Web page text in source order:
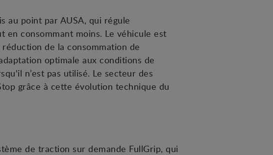
au point par AUSA, qui régule
consommant moins. Le véhicule est
de la consommation de
optimale aux conditions de
n’est pas utilisé. Le secteur des
grâce à cette évolution technique du
de traction sur demande FullGrip, qui